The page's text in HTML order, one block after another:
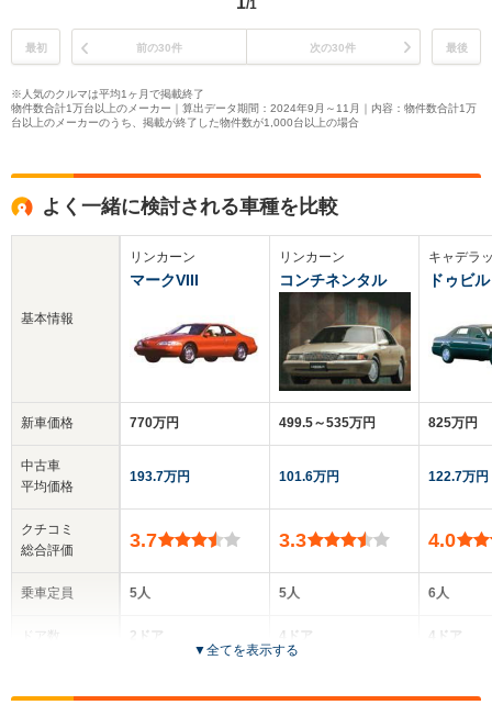
/1
最初 前の30件 次の30件 最後
※人気のクルマは平均1ヶ月で掲載終了
物件数合計1万台以上のメーカー｜算出データ期間：2024年9月～11月｜内容：物件数合計1万
台以上のメーカーのうち、掲載が終了した物件数が1,000台以上の場合
よく一緒に検討される車種を比較
基本情報
新車価格
中古車
平均価格
クチコミ
総合評価
乗車定員
ドア数
リンカーン
マークVIII
770万円
193.7万円
3.7
5人
2ドア
リンカーン
コンチネンタル
499.5～535万円
101.6万円
3.3
5人
4ドア
キャデラ
ドゥビル
825万円
122.7万円
4.0
6人
4ドア
▼全てを表示する